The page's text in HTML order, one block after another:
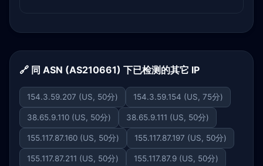
🔗 同 ASN (AS210661) 下已检测的其它 IP
154.3.59.207 (US, 50分) 154.3.59.154 (US, 75分)
38.65.9.110 (US, 50分) 38.65.9.111 (US, 50分)
155.117.87.160 (US, 50分) 155.117.87.197 (US, 50分)
155.117.87.211 (US, 50分) 155.117.87.9 (US, 50分)